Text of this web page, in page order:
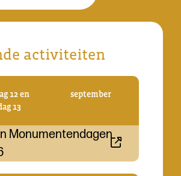
activiteiten
12 en
13
september
Monumentendagen